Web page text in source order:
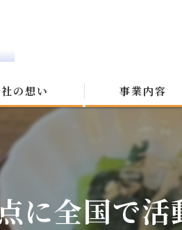
の想い 事業内容
に全国で